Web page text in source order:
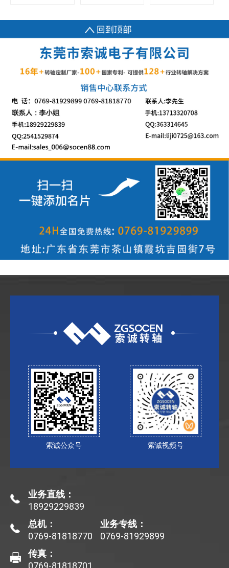
索诚公众号 索诚视频号
业务直线：
18929229839
总机：
0769-81818770
业务专线：
0769-81929899
传真：
0769-81818701